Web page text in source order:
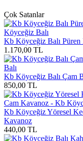
Çok Satanlar
Kb Köyceğiz Balı
1.170,00 TL
Kb Köyceğiz Balı Çam
850,00 TL
Kb Köyceğiz Yöresel
Kavanoz
440,00 TL